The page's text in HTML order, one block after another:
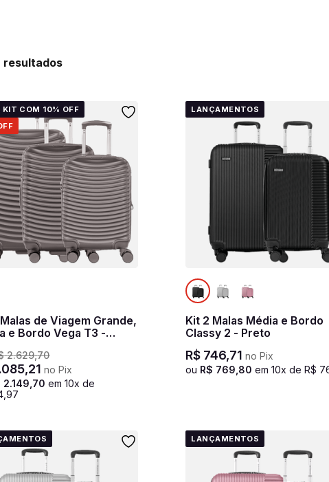
KIT COM 10% OFF
de Viagem Grande,
e Bordo Vega T3 -
2.629,70
.085,21 no Pix
2.149 70 em10x de
,97
LANÇAMENTOS
Kit 2 Malas Média e Bordo
Classy 2 - Preto
R$ 746,71 no Pix
ou R$ 769 80 em10x deR$
LANÇAMENTOS